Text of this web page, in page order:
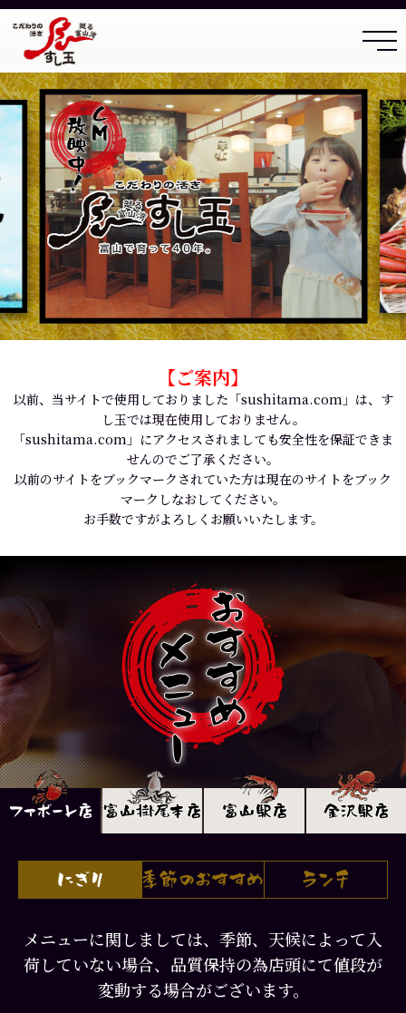
【ご案内】
以前、当サイトで使用しておりました「sushitama.com」は、す
し玉では現在使用しておりません。
「sushitama.com」にアクセスされましても安全性を保証できま
せんのでご了承ください。
以前のサイトをブックマークされていた方は現在のサイトをブック
マークしなおしてください。
お手数ですがよろしくお願いいたします。
メニューに関しましては、季節、天候によって入
荷していない場合、品質保持の為店頭にて値段が
変動する場合がございます。